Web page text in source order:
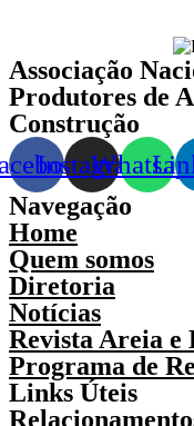
Associação
Produtores de
Construção
Instagram
Navegação
Home
Quem somos
Diretoria
Notícias
Revista Areia e
Programa de
Links Úteis